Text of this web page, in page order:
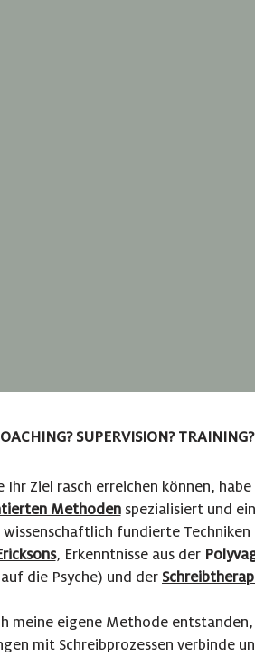
SUPERVISION?
Ihr Ziel rasch erreichen können,
Methodenspezialisiert und
fundierte Techniken
, Erkenntnisse aus der
die Psyche) und der
meine eigene Methode
mit Schreibprozessen verbinde